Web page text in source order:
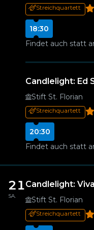
Streichquartett
18:30
Findet auch statt
Candlelight: Ed
Stift St. Florian
Streichquartett
20:30
Findet auch statt
21
SA.
Candlelight:
Stift St. Florian
Streichquartett